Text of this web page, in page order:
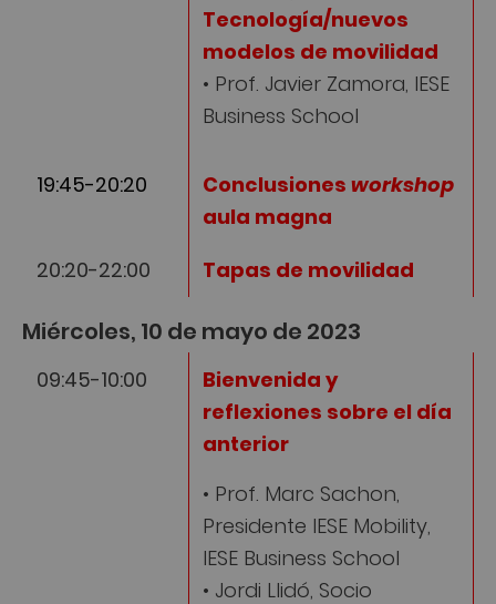
Tecnología/nuevos
modelos de movilidad
• Prof. Javier Zamora, IESE
Business School
19:45-20:20 Conclusiones workshop
aula magna
20:20-22:00
Tapas de movilidad
Miércoles, 10 de mayo de 2023
09:45-10:00
Bienvenida y
reflexiones sobre el día
anterior
• Prof. Marc Sachon,
Presidente IESE Mobility,
IESE Business School
• Jordi Llidó, Socio